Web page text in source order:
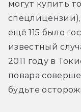
могут купить
спецлицензии),
ещё 115 было
известный
2011 году в
повара
будьте